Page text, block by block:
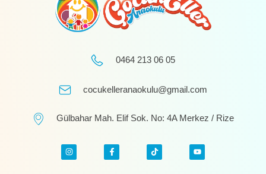
0464 213 06 05
cocukelleranaokulu@gmail.com
Gülbahar Mah. Elif Sok. No: 4A Merkez / Rize